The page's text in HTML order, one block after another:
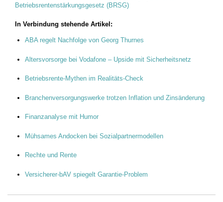
Betriebsrentenstärkungsgesetz (BRSG)
In Verbindung stehende Artikel:
ABA regelt Nachfolge von Georg Thurnes
Altersvorsorge bei Vodafone – Upside mit Sicherheitsnetz
Betriebsrente-Mythen im Realitäts-Check
Branchenversorgungswerke trotzen Inflation und Zinsänderung
Finanzanalyse mit Humor
Mühsames Andocken bei Sozialpartnermodellen
Rechte und Rente
Versicherer-bAV spiegelt Garantie-Problem